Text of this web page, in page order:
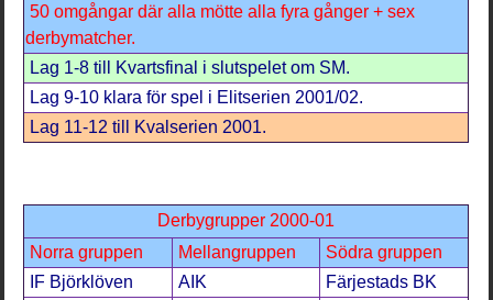
50 omgångar där alla mötte alla fyra gånger + sex
derbymatcher.
Lag 1-8 till Kvartsfinal i slutspelet om SM.
Lag 9-10 klara för spel i Elitserien 2001/02.
Lag 11-12 till Kvalserien 2001.
Derbygrupper 2000-01
Norra gruppen
Mellangruppen
Södra gruppen
IF Björklöven
AIK
Färjestads BK